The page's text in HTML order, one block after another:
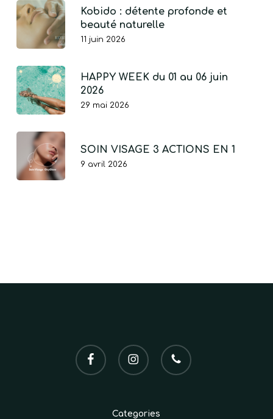
Kobido : détente profonde et
beauté naturelle
11 juin 2026
HAPPY WEEK du 01 au 06 juin
2026
29 mai 2026
SOIN VISAGE 3 ACTIONS EN 1
9 avril 2026
facebook instagram phone
Categories